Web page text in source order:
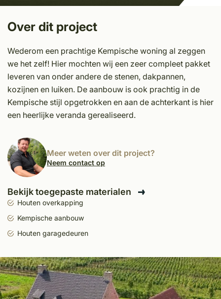
Over dit project
Wederom een prachtige Kempische woning al zeggen
we het zelf! Hier mochten wij een zeer compleet pakket
leveren van onder andere de stenen, dakpannen,
kozijnen en luiken. De aanbouw is ook prachtig in de
Kempische stijl opgetrokken en aan de achterkant is hier
een heerlijke veranda gerealiseerd.
Meer weten over dit project?
Neem contact op
Bekijk toegepaste materialen
Houten overkapping
Kempische aanbouw
Houten garagedeuren